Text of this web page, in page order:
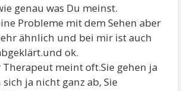
genau was Du meinst.
Probleme mit dem Sehen aber
ähnlich und bei mir ist auch
ok.
meint oft.Sie gehen ja
sich ja nicht ganz ab, Sie